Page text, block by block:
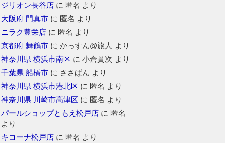
ジリオン長谷店 に 匿名 より
大阪府 門真市 に 匿名 より
ニラク豊栄店 に 匿名 より
京都府 舞鶴市 にかっすん@旅人 より
神奈川県 横浜市南区 に小倉貫次 より
千葉県 船橋市 に ささぱん より
神奈川県 横浜市港北区 に 匿名 より
神奈川県 川崎市高津区 に 匿名 より
パールショップともえ松戸店 に 匿名
より
キコーナ松戸店 に 匿名 より